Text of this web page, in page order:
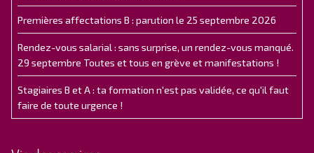
Premières affectations B : parution le 25 septembre 2026
Rendez-vous salarial : sans surprise, un rendez-vous manqué.
29 septembre Toutes et tous en grève et manifestations !
Stagiaires B et A : ta formation n'est pas validée, ce qu'il faut
faire de toute urgence !